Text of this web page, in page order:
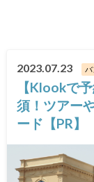
2023.07.23 バ
【Klookで
須！ツアー
ード【PR】